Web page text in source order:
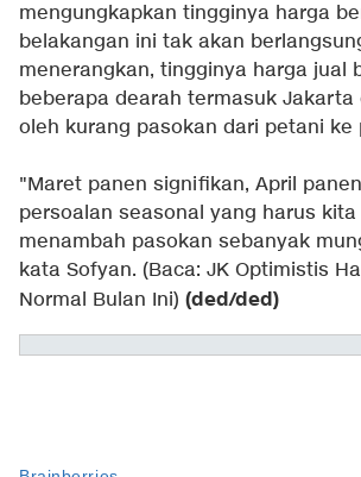
mengungkapkan tingginya harga
belakangan ini tak akan
menerangkan, tingginya harga jual
beberapa dearah termasuk Jakarta
oleh kurang pasokan dari petani ke
"Maret panen signifikan, April
persoalan seasonal yang harus
menambah pasokan sebanyak
kata Sofyan. (Baca: JK Optimistis
Normal Bulan Ini) (ded/ded)